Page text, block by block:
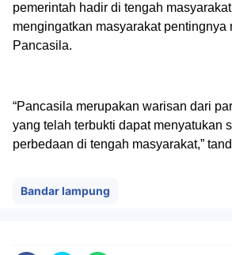
pemerintah hadir di tengah
mengingatkan masyarakat pentingnya
Pancasila.
“Pancasila merupakan warisan dari
yang telah terbukti dapat menyatukan
perbedaan di tengah masyarakat,”
Bandar lampung